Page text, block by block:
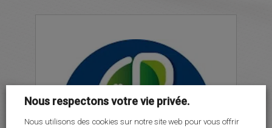
LE PROJET SOCIO-ÉDUCATIF
Nous respectons votre vie privée.
Nous utilisons des cookies sur notre site web pour vous offrir